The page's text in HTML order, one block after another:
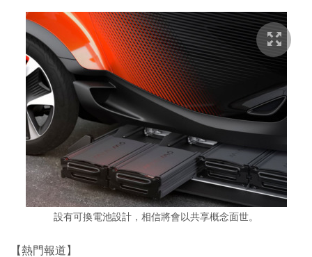
設有可換電池設計，相信將會以共享概念面世。
【熱門報道】